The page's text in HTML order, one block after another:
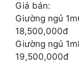
Giá bán:
Giường ngủ
18,500,000đ
Giường ngủ
19,500,000đ